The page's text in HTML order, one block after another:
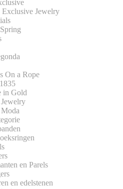
Exclusive Jewelry
On a Rope
in Gold
en Parels
en edelstenen